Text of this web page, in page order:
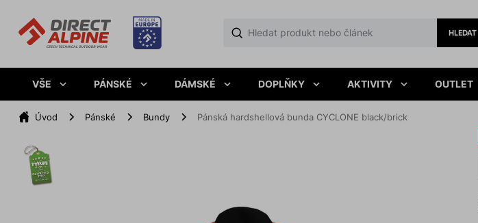
HLEDAT
VŠE PÁNSKÉ DÁMSKÉ DOPLŇKY AKTIVITY OUTLET
Úvod Pánské Bundy Pánská hardshellová bunda CYCLONE black/brick